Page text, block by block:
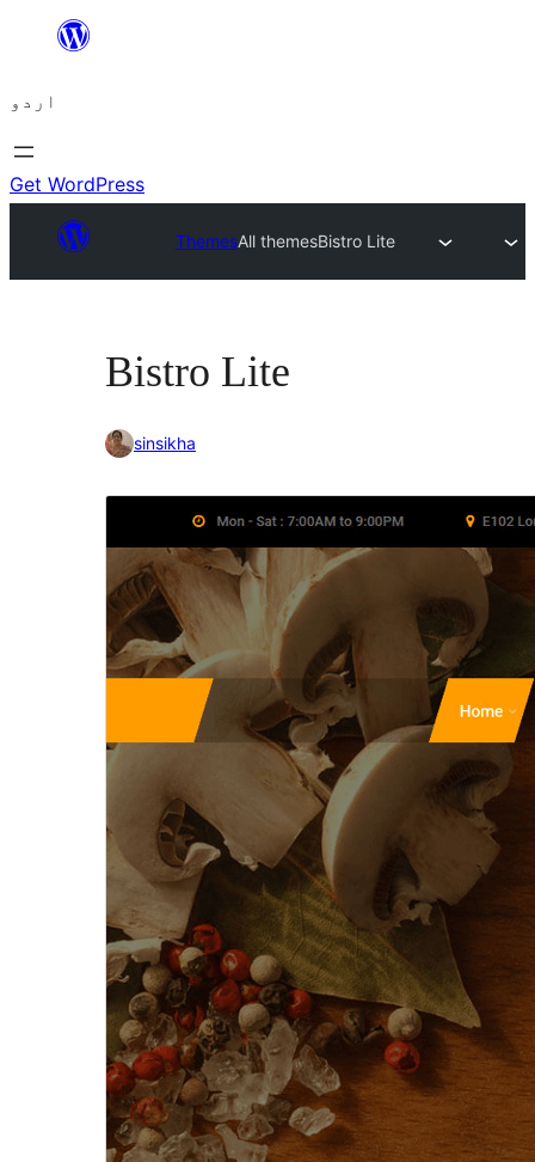
چھوڑیں
پر
جائیں
اردو
Get WordPress
ThemesAll themesBistro Lite
Bistro Lite
sinsikha